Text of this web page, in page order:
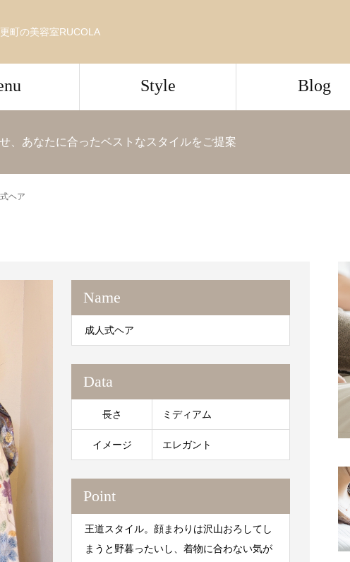
町の美容室RUCOLA
Style Blog
、あなたに合ったベストなスタイルをご提案
ヘア
Name
成人式ヘア
Data
長さ ミディアム
イメージ エレガント
Point
王道スタイル。顔まわりは沢山おろしてし
まうと野暮ったいし、着物に合わない気が